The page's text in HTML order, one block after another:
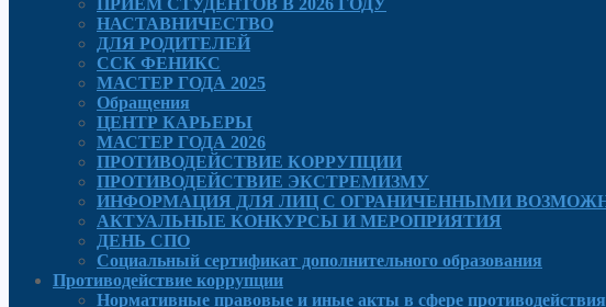
НАСТАВНИЧЕСТВО
ДЛЯ РОДИТЕЛЕЙ
ССК ФЕНИКС
МАСТЕР ГОДА 2025
Обращения
ЦЕНТР КАРЬЕРЫ
МАСТЕР ГОДА 2026
ПРОТИВОДЕЙСТВИЕ КОРРУПЦИИ
ПРОТИВОДЕЙСТВИЕ ЭКСТРЕМИЗМУ
ИНФОРМАЦИЯ ДЛЯ ЛИЦ С ОГРАНИЧЕННЫМИ
АКТУАЛЬНЫЕ КОНКУРСЫ И МЕРОПРИЯТИЯ
ДЕНЬ СПО
Социальный сертификат дополнительного образования
Противодействие коррупции
Нормативные правовые и иные акты в сфере